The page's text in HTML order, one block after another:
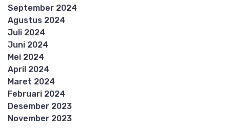
September 2024
Agustus 2024
Juli 2024
Juni 2024
Mei 2024
April 2024
Maret 2024
Februari 2024
Desember 2023
November 2023